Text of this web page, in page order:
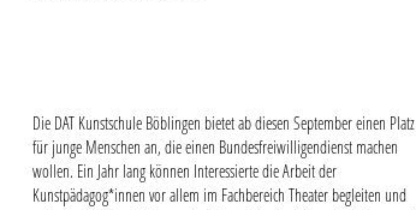
Die DAT Kunstschule Böblingen bietet ab diesen September einen Platz
für junge Menschen an, die einen Bundesfreiwilligendienst machen
wollen. Ein Jahr lang können Interessierte die Arbeit der
Kunstpädagog*innen vor allem im Fachbereich Theater begleiten und